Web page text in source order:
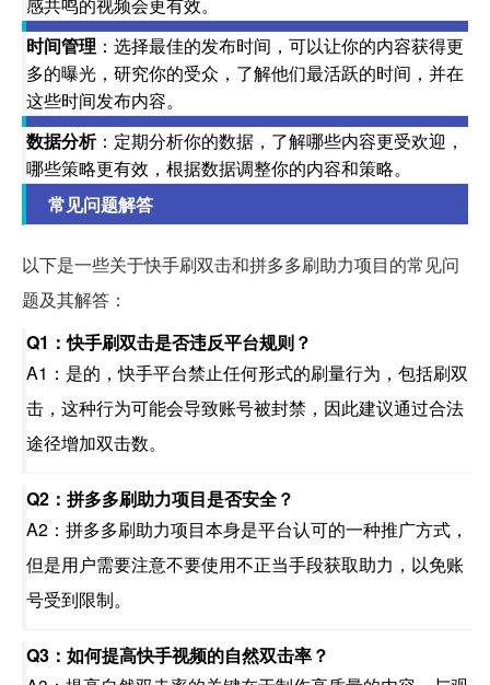
时间管理 ：选择最佳的发布时间，可以让你的内容获得更
多的曝光，研究你的受众，了解他们最活跃的时间，并在
这些时间发布内容。
数据分析：定期分析你的数据，了解哪些内容更受欢迎，
哪些策略更有效，根据数据调整你的内容和策略。
常见问题解答
以下是一些关于快手刷双击和拼多多刷助力项目的常见问
题及其解答：
Q1：快手刷双击是否违反平台规则？
A1：是的，快手平台禁止任何形式的刷量行为，包括刷双
击，这种行为可能会导致账号被封禁，因此建议通过合法
途径增加双击数。
Q2：拼多多刷助力项目是否安全？
A2：拼多多刷助力项目本身是平台认可的一种推广方式，
但是用户需要注意不要使用不正当手段获取助力，以免账
号受到限制。
Q3：如何提高快手视频的自然双击率？